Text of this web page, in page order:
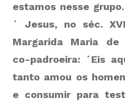
estamos nesse
´ Jesus, no séc.
Margarida Maria de
co-padroeira: ´Eis
tanto amou os
e consumir para